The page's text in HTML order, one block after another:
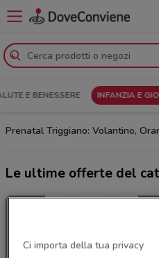
E BENESSERE INFANZIA E
Prenatal Triggiano: Volantino,
Le ultime offerte del
Ci importa della tua privacy